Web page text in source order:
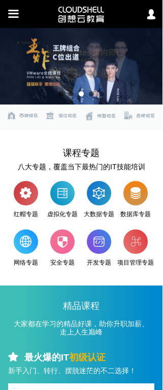
大家都在学习的精品好课，助你升职加薪、
走上人生巅峰
精品课程
最火爆的IT初级认证
新手入门、转行、摆脱迷茫的不二选择！
넙
끀
首页
企业内训
大咖直播
国际认证
教学实力
新闻中心
数据库专题
虚拟化专题 大数据专题
红帽专题
课程专题
八大专题，覆盖当下最热门的IT技能培训
网络专题 开发专题 项目管理专题
安全专题